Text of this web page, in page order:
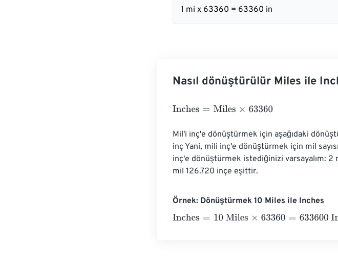
1 mi x 63360 = 63360 in
Nasıl dönüştürülür Miles ile
Inches= Miles×63360
Mil'i inç'e dönüştürmek için aşağıdaki
inç Yani, mili inç'e dönüştürmek için mil
inç'e dönüştürmek istediğinizi varsayalım: 2
mil 126.720 inçe eşittir.
Örnek: Dönüştürmek 10 Miles ile Inches
Inches= 10 Miles×63360=633600 Inches